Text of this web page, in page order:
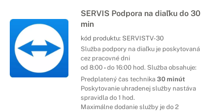
SERVIS Podpora na diaľku do 30
min
kód produktu: SERVISTV-30
Služba podpory na diaľku je poskytovaná
cez pracovné dni
od 8:00-do 16:00 hod. Služba obsahuje:
Predplatený čas technika 30 minút
Poskytovanie uhradenej služby nastáva
spravidla do 1 hod.
Maximálne dodanie služby je do 2